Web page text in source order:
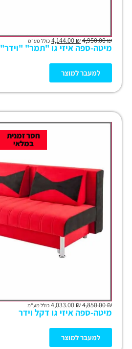
₪
4,950.00
₪ כולל מע"מ
מיטה-ספה איזי גו "תמר" "וידר"
למעבר למוצר
חסר זמנית
במלאי
₪
4,850.00
₪ כולל מע"מ
מיטה-ספה איזי גו דקל וידר
למעבר למוצר